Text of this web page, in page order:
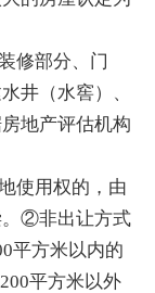
修部分、门
井（水窖）、
地产评估机构
使用权的，由
。②非出让方式
平方米以内的
平方米以外